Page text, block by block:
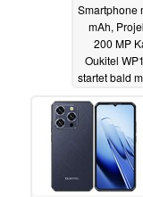
Smartphone
mAh,
200 MP
Oukitel
startet bald